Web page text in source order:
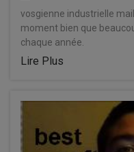
vosgienne industrielle
moment bien que
chaque année.
Lire Plus